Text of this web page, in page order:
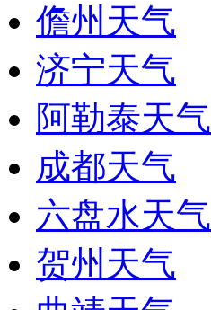
儋州天气
济宁天气
阿勒泰天气
成都天气
六盘水天气
贺州天气